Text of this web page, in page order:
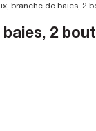
branche de baies, 2
2